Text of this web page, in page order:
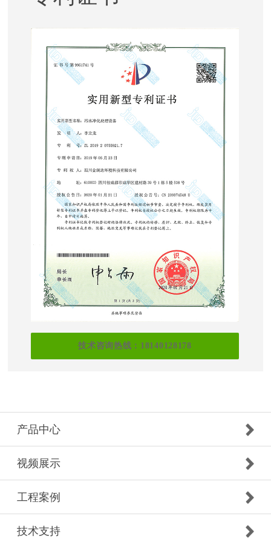
技术咨询热线：18140128178
产品中心
视频展示
工程案例
技术支持